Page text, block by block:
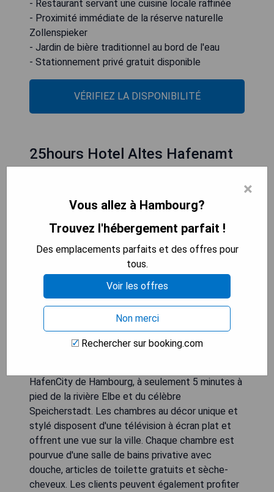
- Restaurant servant une cuisine locale raffinée
- Proximité immédiate de la réserve naturelle
Zollenspieker
- Jardin de bière traditionnel au bord de l'eau
- Stationnement privé gratuit disponible
VÉRIFIEZ LA DISPONIBILITÉ
25hours Hotel Altes Hafenamt
Nouvellement ouvert en 2016, le 25hours Hotel
HafenCity de Hambourg, à seulement 5 minutes à
pied de la rivière Elbe et du célèbre
Speicherstadt. Les chambres au décor unique et
stylé disposent d'une télévision à écran plat et
offrent une vue sur la ville. Chaque chambre est
pourvue d'une salle de bains privative avec
douche, articles de toilette gratuits et sèche-
cheveux. Les clients peuvent également profiter
×
Vous allez à Hambourg?
Trouvez l'hébergement parfait !
Des emplacements parfaits et des offres pour
tous.
Voir les offres
Non merci
Rechercher sur booking.com